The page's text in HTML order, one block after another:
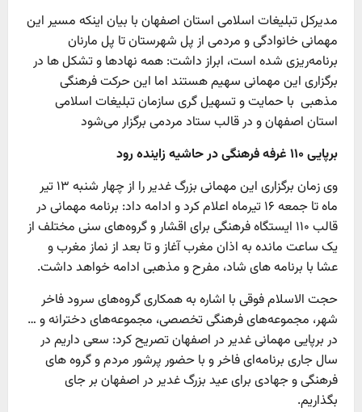
مدیرکل تبلیغات اسلامی استان اصفهان با بیان اینکه مسیر این
مهمانی خانوادگی و مردمی از پل شهرستان تا پل مارنان
برنامه‌ریزی شده است، ابراز داشت: همه نهادها و تشکل ها در
برگزاری این مهمانی سهیم هستند اما این حرکت فرهنگی
مذهبی با حمایت و تسهیل گری سازمان تبلیغات اسلامی
استان اصفهان و در قالب ستاد مردمی برگزار می‌شود
برپایی ۱۱۰ غرفه فرهنگی در حاشیه زاینده رود
وی زمان برگزاری این مهمانی بزرگ غدیر را از چهار شنبه ۱۳ تیر
ماه تا جمعه ۱۶ تیرماه اعلام کرد و ادامه داد: برنامه مهمانی در
قالب ۱۱۰ ایستگاه فرهنگی برای اقشار و گروه‌های سنی مختلف از
یک ساعت مانده به اذان مغرب آغاز و تا بعد از نماز مغرب و
عشا با برنامه های شاد، مفرح و مذهبی ادامه خواهد داشت.
حجت الاسلام فوقی با اشاره به همکاری گروه‌های سرود فاخر
شهر، مجموعه‌های فرهنگی تخصصی، مجموعه‌های دخترانه و …
در برپایی مهمانی غدیر در اصفهان تصریح کرد: سعی داریم در
سال جاری برنامه‌ای فاخر و با حضور پرشور مردم و گروه های
فرهنگی و جهادی برای عید بزرگ غدیر در اصفهان بر جای
بگذاریم.